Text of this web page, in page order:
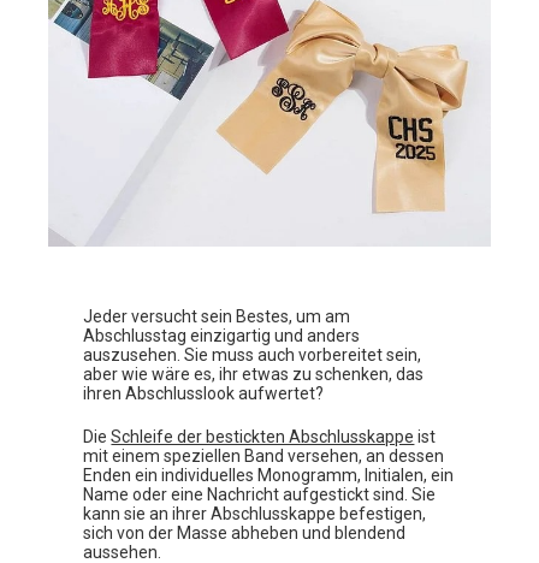
Jeder versucht sein Bestes, um am
Abschlusstag einzigartig und anders
auszusehen. Sie muss auch vorbereitet sein,
aber wie wäre es, ihr etwas zu schenken, das
ihren Abschlusslook aufwertet?
DieSchleife der bestickten Abschlusskappe ist
mit einem speziellen Band versehen, an dessen
Enden ein individuelles Monogramm, Initialen, ein
Name oder eine Nachricht aufgestickt sind. Sie
kann sie an ihrer Abschlusskappe befestigen,
sich von der Masse abheben und blendend
aussehen.